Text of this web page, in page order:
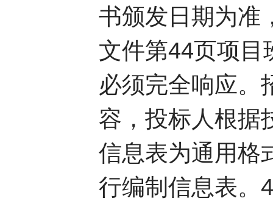
书颁发日期为准
文件第44页项目
必须完全响应。
容，投标人根据
信息表为通用格
行编制信息表。